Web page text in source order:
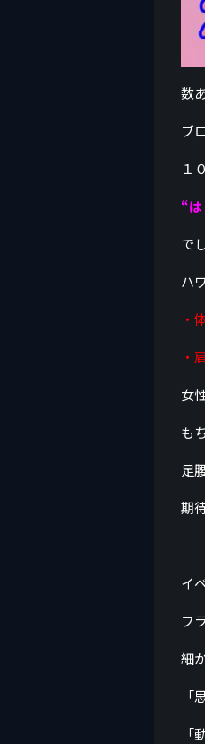
数
ブ
１
“
で
ハ
・
・
女
も
足
期
イ
フ
細
「
「